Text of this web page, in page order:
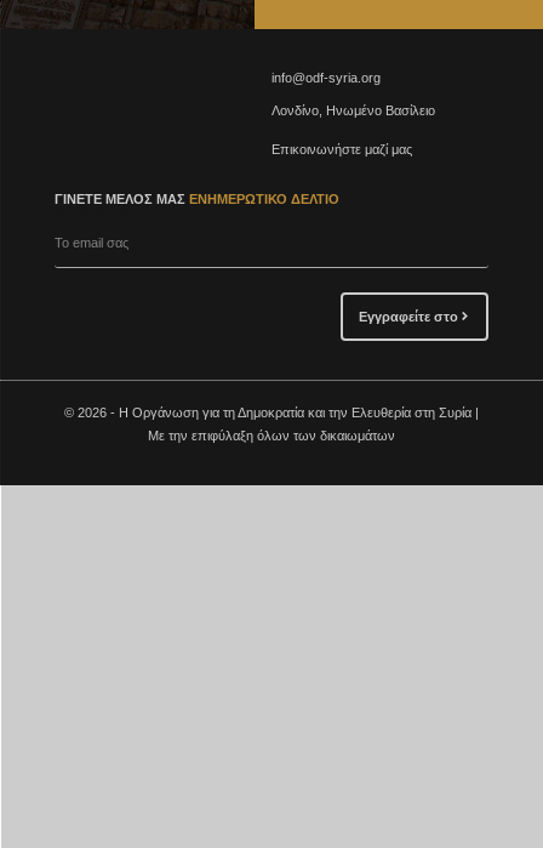
info@odf-syria.org
Λονδίνο, Ηνωμένο Βασίλειο
Επικοινωνήστε μαζί μας
ΓΊΝΕΤΕ ΜΈΛΟΣ ΜΑΣ ΕΝΗΜΕΡΩΤΙΚΌ ΔΕΛΤΊΟ
Εγγραφείτε στο
© 2026 - Η Οργάνωση για τη Δημοκρατία και την Ελευθερία στη Συρία |
Με την επιφύλαξη όλων των δικαιωμάτων